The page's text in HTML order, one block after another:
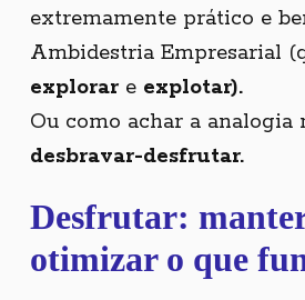
extremamente prático e
Ambidestria Empresarial
explorare explotar).
Ou como achar a analogia
desbravar-desfrutar.
Desfrutar:
otimizar o que